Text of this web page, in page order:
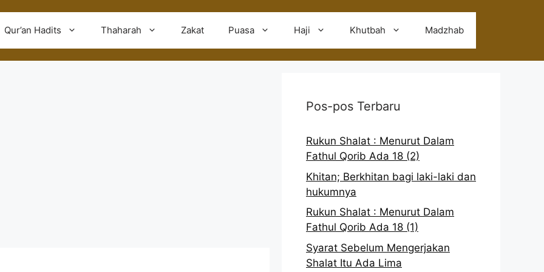
Qur’an Hadits Thaharah Zakat Puasa Haji Khutbah Madzhab
Pos-pos Terbaru
Rukun Shalat : Menurut Dalam
Fathul Qorib Ada 18 (2)
Khitan; Berkhitan bagi laki-laki dan
hukumnya
Rukun Shalat : Menurut Dalam
Fathul Qorib Ada 18 (1)
Syarat Sebelum Mengerjakan
Shalat Itu Ada Lima